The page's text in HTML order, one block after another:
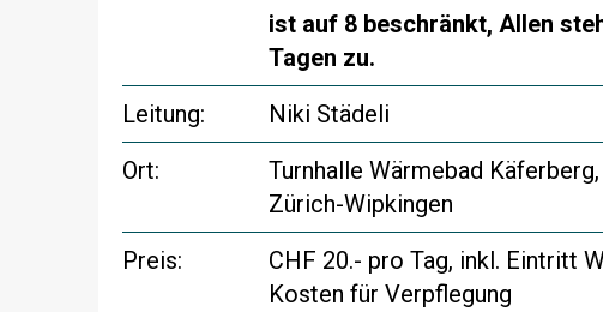
ist auf 8 beschränkt, Allen
Tagen zu.
Leitung:
Niki Städeli
Ort:
Turnhalle Wärmebad
Zürich-Wipkingen
Preis:
CHF 20.- pro Tag, inkl. Eintritt
Kosten für Verpflegung